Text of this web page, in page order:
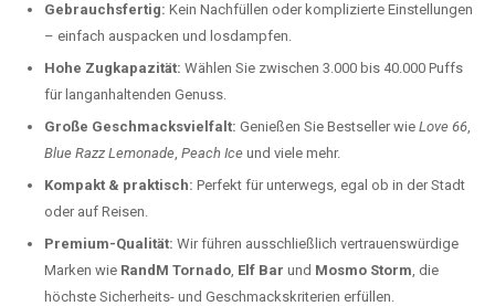
Gebrauchsfertig: Kein Nachfüllen oder komplizierte Einstellungen
– einfach auspacken und losdampfen.
Hohe Zugkapazität: Wählen Sie zwischen 3.000 bis 40.000 Puffs
für langanhaltenden Genuss.
Große Geschmacksvielfalt: Genießen Sie Bestseller wie Love 66,
Blue Razz Lemonade, Peach Ice und viele mehr.
Kompakt & praktisch: Perfekt für unterwegs, egal ob in der Stadt
oder auf Reisen.
Premium-Qualität: Wir führen ausschließlich vertrauenswürdige
Marken wie RandM Tornado, Elf Bar und Mosmo Storm, die
höchste Sicherheits- und Geschmackskriterien erfüllen.